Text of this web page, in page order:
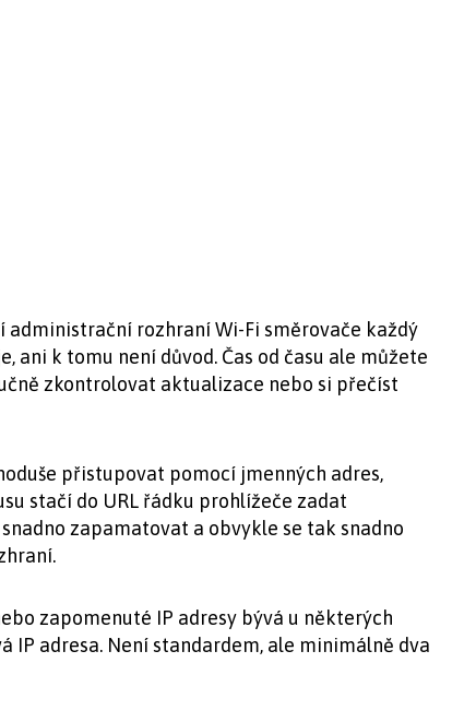
rozhraní Wi-Fi směrovače každý
ani k tomu není důvod. Čas od času ale můžete
zkontrolovat aktualizace nebo si přečíst
přistupovat pomocí jmenných adres,
stačí do URL řádku prohlížeče zadat
zapamatovat a obvykle se tak snadno
zapomenuté IP adresy bývá u některých
IP adresa. Není standardem, ale minimálně dva